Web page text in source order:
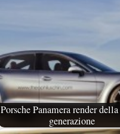
Porsche Panamera render
generazione